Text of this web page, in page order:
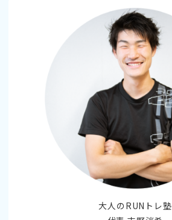
大人のRUNトレ塾